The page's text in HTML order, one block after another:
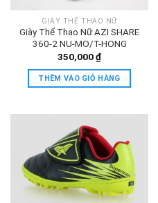
GIÀY THỂ THAO NỮ
Giày Thể Thao Nữ AZI SHARE
360-2 NU-MO/T-HONG
350,000₫
THÊM VÀO GIỎ HÀNG